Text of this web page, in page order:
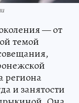
— от
темой
региона
и занятости